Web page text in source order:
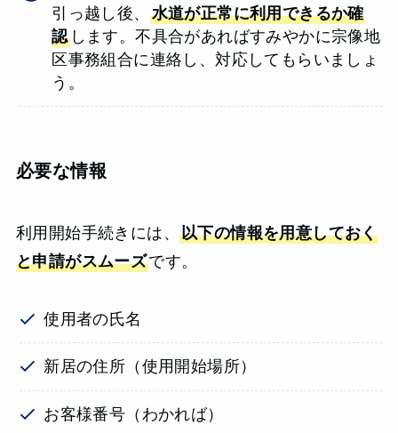
引っ越し後、 水道が正常に利用できるか確
認します。不具合があればすみやかに宗像地
区事務組合に連絡し、対応してもらいましょ
う。
必要な情報
利用開始手続きには、 以下の情報を用意しておく
と申請がスムーズです。
使用者の氏名
新居の住所（使用開始場所）
お客様番号（わかれば）